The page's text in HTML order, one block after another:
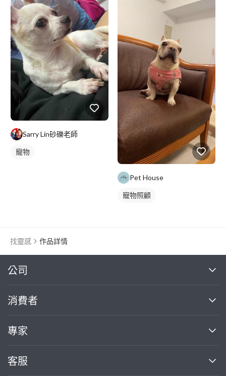
Sarry Lin砂礫老師
寵物
Pet House
寵物照顧
找靈感 作品詳情
公司
關於我們
部落格
加入我們
消費者
買服務
熱門服務
專家
案件中心
客服
繼續完成